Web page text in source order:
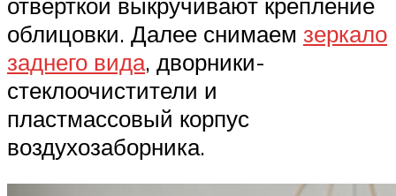
облицовки. Далее снимаем зеркало
заднего вида, дворники-
стеклоочистители и
пластмассовый корпус
воздухозаборника.